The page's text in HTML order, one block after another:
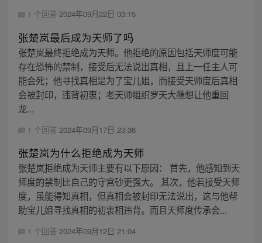
1 个回答 2024年09月22日 03:15
张楚岚最后成为天师了吗
张楚岚最终拒绝成为天师。他拒绝的原因包括天师度可能
存在恐怖的禁制，接受后无法说出真相，且上一任主人可
能会死；他寻找真相是为了宝儿姐，而接受天师度后真相
会被封印，违背初衷；老天师组织罗天大蘸想让他重回
龙...
1 个回答 2024年09月17日 23:36
张楚岚为什么拒绝成为天师
张楚岚拒绝成为天师主要有以下原因： 首先，他感知到天
师度的禁制比自己的守宫砂更强大。 其次，他若接受天师
度，虽能得知真相，但真相会被封印无法说出，这与他帮
助宝儿姐寻找真相的初衷相违背。而且天师度传承会...
1 个回答 2024年09月12日 21:04